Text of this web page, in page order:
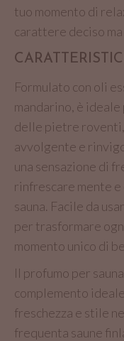
tuo momento di
carattere deciso
Formulato con oli
mandarino, è
delle pietre
avvolgente e
una sensazione di
rinfrescare mente
sauna. Facile da
per trasformare
momento unico di
Il profumo per
complemento
freschezza e stile
frequenta saune